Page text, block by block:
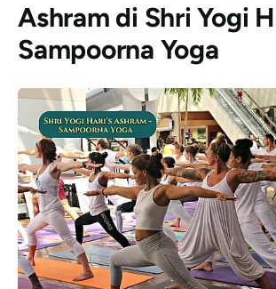
Ashram di Shri Yogi
Sampoorna Yoga